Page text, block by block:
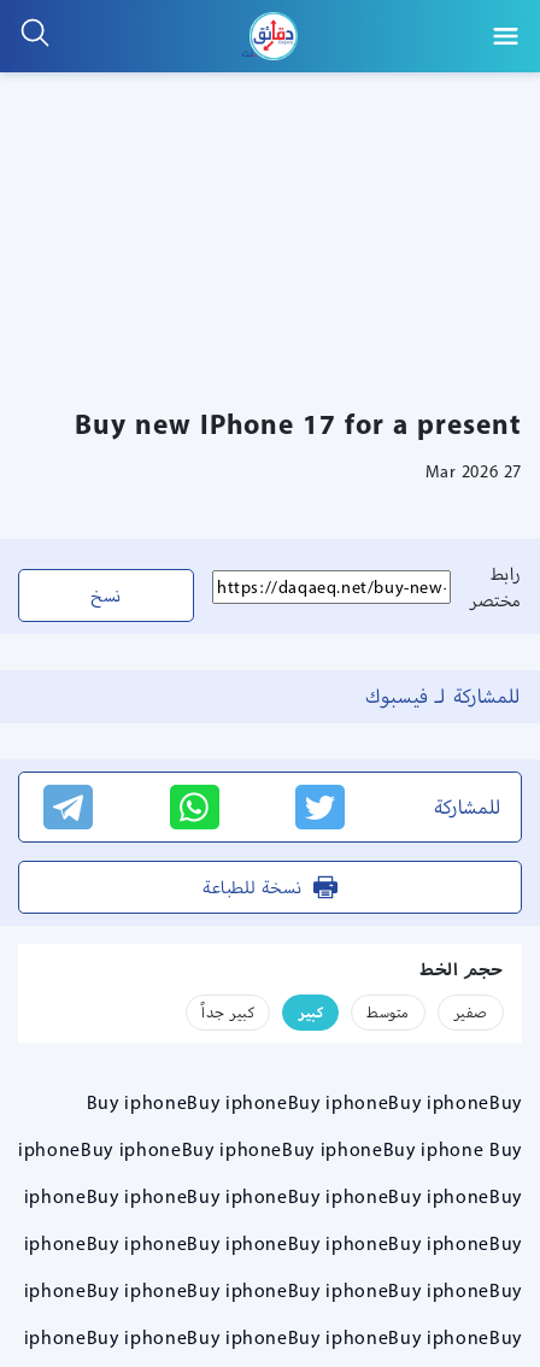
Buy new IPhone 17 for a present
27 Mar 2026
رابط
مختصر
نسخ
للمشاركة لـ فيسبوك
للمشاركة
نسخة للطباعة
حجم الخط
صفير متوسط كبير كبير جداً
Buy iphoneBuy iphoneBuy iphoneBuy iphoneBuy
iphoneBuy iphoneBuy iphoneBuy iphoneBuy iphone Buy
iphoneBuy iphoneBuy iphoneBuy iphoneBuy iphoneBuy
iphoneBuy iphoneBuy iphoneBuy iphoneBuy iphoneBuy
iphoneBuy iphoneBuy iphoneBuy iphoneBuy iphoneBuy
iphoneBuy iphoneBuy iphoneBuy iphoneBuy iphoneBuy